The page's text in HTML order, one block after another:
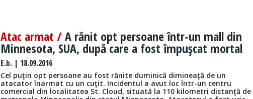
Atac armat /A rănit opt persoane într-un mall din
Minnesota, SUA, după care a fost împuşcat mortal
E.b. | 18.09.2016
Cel puţin opt persoane au fost rănite duminică dimineaţă de un
atacator înarmat cu un cuţit. Incidentul a avut loc într-un centru
comercial din localitatea St. Cloud, situată la 110 kilometri distanţă de